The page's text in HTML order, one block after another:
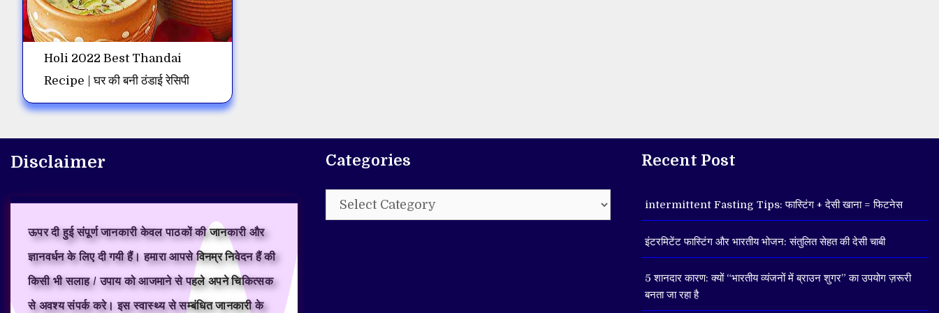
Holi 2022 Best Thandai
Recipe | घर की बनी ठंडाई रेसिपी
Disclaimer
ऊपर दी हुई संपूर्ण जानकारी केवल पाठकों की जानकारी और
ज्ञानवर्धन के लिए दी गयी हैं। हमारा आपसे विनम्र निवेदन हैं की
किसी भी सलाह / उपाय को आजमाने से पहले अपने चिकित्सक
से अवश्य संपर्क करे। इस स्वास्थ्य से सम्बंधित जानकारी के
Categories
Categories
Recent Post
intermittent Fasting Tips: फास्टिंग + देसी खाना = फिटनेस
इंटरमिटेंट फास्टिंग और भारतीय भोजन: संतुलित सेहत की देसी चाबी
5 शानदार कारण: क्यों “भारतीय व्यंजनों में ब्राउन शुगर” का उपयोग ज़रूरी
बनता जा रहा है